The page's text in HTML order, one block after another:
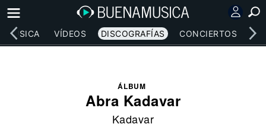
MÚSICA VÍDEOS DISCOGRAFÍAS CONCIERTOS
ÁLBUM
Abra Kadavar
Kadavar